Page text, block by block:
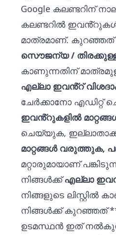
Google കലണ്ടറിന്
കലണ്ടറിൽ
മാത്രമാണ്.
സൌജന്യ /
കാണുന്നതിന്
എല്ലാ ഇവൻ്റ്
ചേർക്കാനോ എഡിറ്റ്
ഇവൻ്റുകളിൽ
ചെയ്യുക,
മാറ്റങ്ങൾ വരുത്തുക,
മറ്റാരുമായാണ്
നിങ്ങൾക്ക്എല്ലാ
നിങ്ങളുടെ ലിസ്റ്റിൽ
നിങ്ങൾക്ക് കുറഞ്ഞത്
ഉടമസ്ഥൻ ഇത്